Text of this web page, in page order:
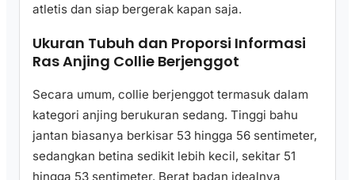
atletis dan siap bergerak kapan saja.
Ukuran Tubuh dan Proporsi Informasi
Ras Anjing Collie Berjenggot
Secara umum, collie berjenggot termasuk dalam
kategori anjing berukuran sedang. Tinggi bahu
jantan biasanya berkisar 53 hingga 56 sentimeter,
sedangkan betina sedikit lebih kecil, sekitar 51
hingga 53 sentimeter. Berat badan idealnya